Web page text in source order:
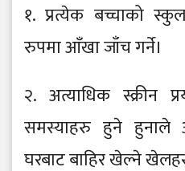
१. प्रत्येक बच्चाको
रुपमा आँखा जाँच गर्ने।
२. अत्याधिक स्क्रीन
समस्याहरु हुने हुनाले
घरबाट बाहिर खेल्ने